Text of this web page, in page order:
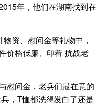
年，他们在湖南找到在
资、慰问金等礼物中，
价格低廉、印着“抗战老
问金，老兵们最在意的
，T恤都洗得发白了还是